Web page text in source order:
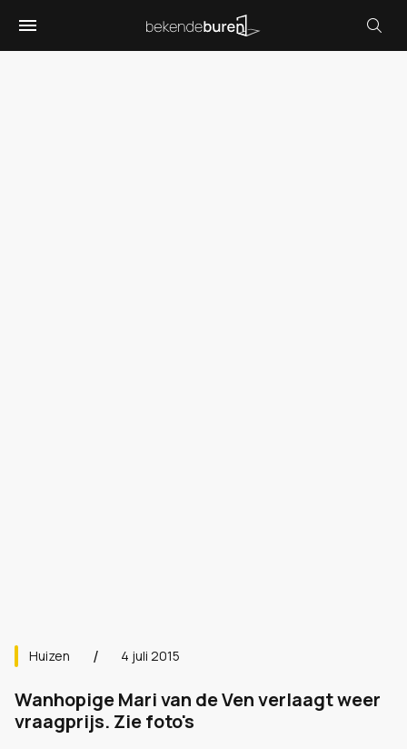
Huizen 4 juli 2015
Wanhopige Mari van de Ven verlaagt weer
vraagprijs. Zie foto's